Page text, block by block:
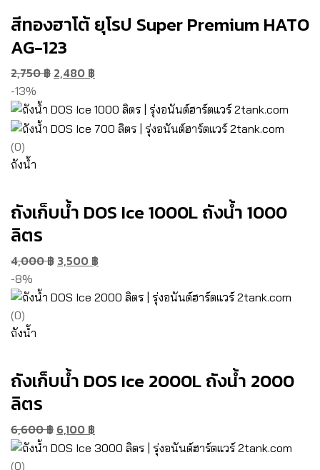
สีทองฮาโต้ ยุโรป Super Premium HATO
AG-123
2,750฿ 2,480 ฿
-13%
(0)
ถังน้ำ
ถังเก็บน้ำ DOS Ice 1000L ถังน้ำ 1000
ลิตร
4,000฿ 3,500 ฿
-8%
(0)
ถังน้ำ
ถังเก็บน้ำ DOS Ice 2000L ถังน้ำ 2000
ลิตร
6,600฿ 6,100 ฿
(0)